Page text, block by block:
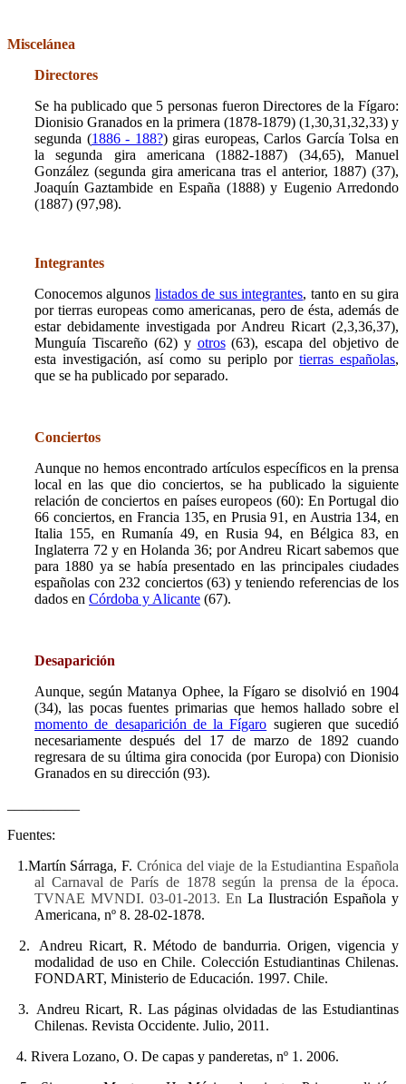
Miscelánea
Directores
Se ha publicado que 5 personas fueron Directores de la Fígaro:
Dionisio Granados en la primera (1878-1879) (1,30,31,32,33) y
segunda (1886 - 188?) giras europeas, Carlos García Tolsa en
la segunda gira americana (1882-1887) (34,65), Manuel
González (segunda gira americana tras el anterior, 1887) (37),
Joaquín Gaztambide en España (1888) y Eugenio Arredondo
(1887) (97,98).
Integrantes
Conocemos algunos listados de sus integrantes, tanto en su gira
por tierras europeas como americanas, pero de ésta, además de
estar debidamente investigada por Andreu Ricart (2,3,36,37),
Munguía Tiscareño (62) y otros(63), escapa del objetivo de
esta investigación, así como su periplo por tierras españolas,
que se ha publicado por separado.
Conciertos
Aunque no hemos encontrado artículos específicos en la prensa
local en las que dio conciertos, se ha publicado la siguiente
relación de conciertos en países europeos (60): En Portugal dio
66 conciertos, en Francia 135, en Prusia 91, en Austria 134, en
Italia 155, en Rumanía 49, en Rusia 94, en Bélgica 83, en
Inglaterra 72 y en Holanda 36; por Andreu Ricart sabemos que
para 1880 ya se había presentado en las principales ciudades
españolas con 232 conciertos (63) y teniendo referencias de los
dados en Córdoba y Alicante (67).
Desaparición
Aunque, según Matanya Ophee, la Fígaro se disolvió en 1904
(34), las pocas fuentes primarias que hemos hallado sobre el
momento de desaparición de la Fígaro sugieren que sucedió
necesariamente después del 17 de marzo de 1892 cuando
regresara de su última gira conocida (por Europa) con Dionisio
Granados en su dirección (93).
Fuentes:
1.Martín Sárraga, F. Crónica del viaje de la Estudiantina Española
al Carnaval de París de 1878 según la prensa de la época.
TVNAE MVNDI. 03-01-2013. En La Ilustración Española y
Americana, nº 8. 28-02-1878.
2.
Andreu Ricart, R. Método de bandurria. Origen, vigencia y
modalidad de uso en Chile. Colección Estudiantinas Chilenas.
FONDART, Ministerio de Educación. 1997. Chile.
3. Andreu Ricart, R. Las páginas olvidadas de las Estudiantinas
Chilenas. Revista Occidente. Julio, 2011.
4. Rivera Lozano, O. De capas y panderetas, nº 1. 2006.